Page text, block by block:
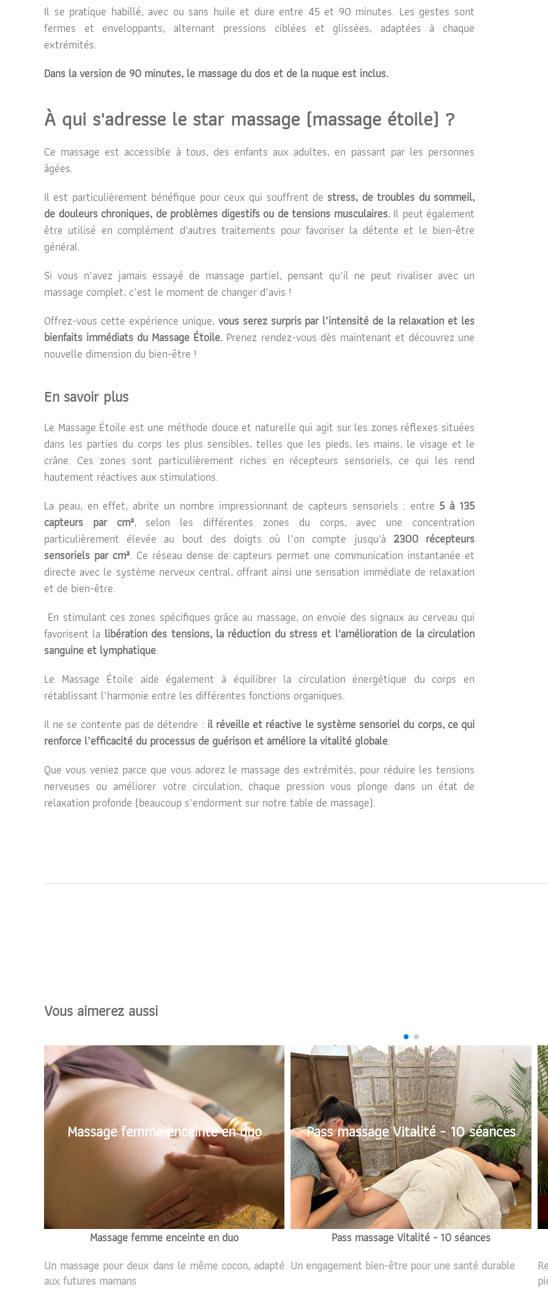
Il se pratique habillé, avec ou sans huile et dure entre 45 et 90 minutes. Les gestes sont
fermes et enveloppants, alternant pressions ciblées et glissées, adaptées à chaque
extrémités.
Dans la version de 90 minutes, le massage du dos et de la nuque est inclus.
À qui s'adresse le star massage (massage étoile) ?
Ce massage est accessible à tous, des enfants aux adultes, en passant par les personnes
âgées.
Il est particulièrement bénéfique pour ceux qui souffrent de stress, de troubles du sommeil,
de douleurs chroniques, de problèmes digestifs ou de tensions musculaires.Il peut également
être utilisé en complément d'autres traitements pour favoriser la détente et le bien-être
général.
Si vous n’avez jamais essayé de massage partiel, pensant qu’il ne peut rivaliser avec un
massage complet, c’est le moment de changer d’avis !
Offrez-vous cette expérience unique, vous serez surpris par l’intensité de la relaxation et les
bienfaits immédiats du Massage Étoile. Prenez rendez-vous dès maintenant et découvrez une
nouvelle dimension du bien-être !
En savoir plus
Le Massage Étoile est une méthode douce et naturelle qui agit sur les zones réflexes situées
dans les parties du corps les plus sensibles, telles que les pieds, les mains, le visage et le
crâne. Ces zones sont particulièrement riches en récepteurs sensoriels, ce qui les rend
hautement réactives aux stimulations.
La peau, en effet, abrite un nombre impressionnant de capteurs sensoriels : entre 5 à 135
capteurs par cm², selon les différentes zones du corps, avec une concentration
particulièrement élevée au bout des doigts où l’on compte jusqu'à 2300 récepteurs
sensoriels par cm². Ce réseau dense de capteurs permet une communication instantanée et
directe avec le système nerveux central, offrant ainsi une sensation immédiate de relaxation
et de bien-être.
En stimulant ces zones spécifiques grâce au massage, on envoie des signaux au cerveau qui
favorisent la libération des tensions, la réduction du stress et l'amélioration de la circulation
sanguine et lymphatique.
Le Massage Étoile aide également à équilibrer la circulation énergétique du corps en
rétablissant l’harmonie entre les différentes fonctions organiques.
Il ne se contente pas de détendre : il réveille et réactive le système sensoriel du corps, ce qui
renforce l’efficacité du processus de guérison et améliore la vitalité globale.
Que vous veniez parce que vous adorez le massage des extrémités, pour réduire les tensions
nerveuses ou améliorer votre circulation, chaque pression vous plonge dans un état de
relaxation profonde (beaucoup s’endorment sur notre table de massage).
Vous aimerez aussi
Massage femme enceinte en duo
Massage femme enceinte en duo
Un massage pour deux dans le même cocon, adapté
aux futures mamans
Pass massage Vitalité - 10 séances
Pass massage Vitalité - 10 séances
Un engagement bien-être pour une santé durable